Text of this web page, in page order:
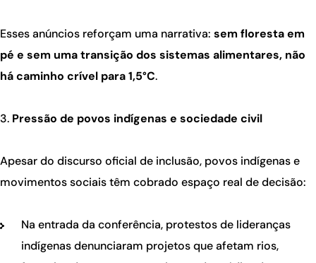
Esses anúncios reforçam uma narrativa: sem floresta em
pé e sem uma transição dos sistemas alimentares, não
há caminho crível para 1,5°C.
Pressão de povos indígenas e sociedade civil
Apesar do discurso oficial de inclusão, povos indígenas e
movimentos sociais têm cobrado espaço real de decisão:
Na entrada da conferência, protestos de lideranças
indígenas denunciaram projetos que afetam rios,